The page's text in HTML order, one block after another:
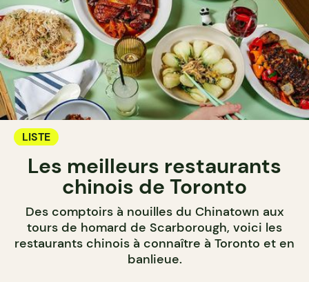
LISTE
Les meilleurs restaurants
chinois de Toronto
Des comptoirs à nouilles du Chinatown aux
tours de homard de Scarborough, voici les
restaurants chinois à connaître à Toronto et en
banlieue.